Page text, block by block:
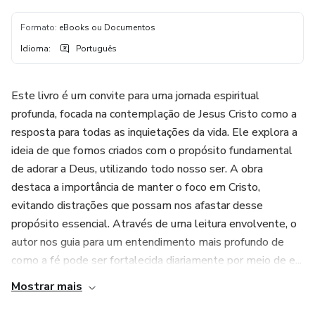
Formato: eBooks ou Documentos
Idioma: Português
Este livro é um convite para uma jornada espiritual
profunda, focada na contemplação de Jesus Cristo como a
resposta para todas as inquietações da vida. Ele explora a
ideia de que fomos criados com o propósito fundamental
de adorar a Deus, utilizando todo nosso ser. A obra
destaca a importância de manter o foco em Cristo,
evitando distrações que possam nos afastar desse
propósito essencial. Através de uma leitura envolvente, o
autor nos guia para um entendimento mais profundo de
como a fé pode ser fortalecida diariamente por meio de e...
Mostrar mais